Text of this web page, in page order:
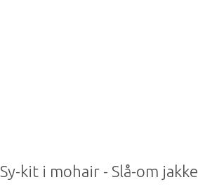
Sy-kit i mohair - Slå-om jakke